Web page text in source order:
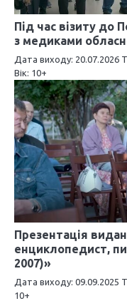
з
а
п
и
с
і
в
Під час візиту до
з медиками
Дата виходу: 20.07.2026
Вік: 10+
Презентація
енциклопедист,
2007)»
Дата виходу: 09.09.2025
10+